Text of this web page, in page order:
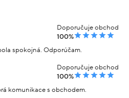
Doporučuje obchod
100%
spokojná. Odporúčam.
Doporučuje obchod
100%
komunikace s obchodem.